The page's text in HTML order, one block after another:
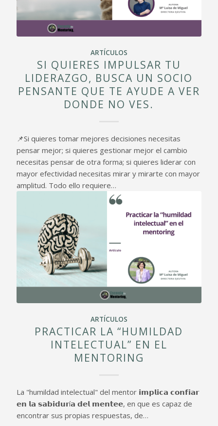
ARTÍCULOS
SI QUIERES IMPULSAR TU
LIDERAZGO, BUSCA UN SOCIO
PENSANTE QUE TE AYUDE A VER
DONDE NO VES.
📌Si quieres tomar mejores decisiones necesitas
pensar mejor; si quieres gestionar mejor el cambio
necesitas pensar de otra forma; si quieres liderar con
mayor efectividad necesitas mirar y mirarte con mayor
amplitud. Todo ello requiere…
ARTÍCULOS
PRACTICAR LA “HUMILDAD
INTELECTUAL” EN EL
MENTORING
La "humildad intelectual" del mentor 𝗶𝗺𝗽𝗹𝗶𝗰𝗮 𝗰𝗼𝗻𝗳𝗶𝗮𝗿
𝗲𝗻 𝗹𝗮 𝘀𝗮𝗯𝗶𝗱𝘂𝗿í𝗮 𝗱𝗲𝗹 𝗺𝗲𝗻𝘁𝗲𝗲, en que es capaz de
encontrar sus propias respuestas, de…